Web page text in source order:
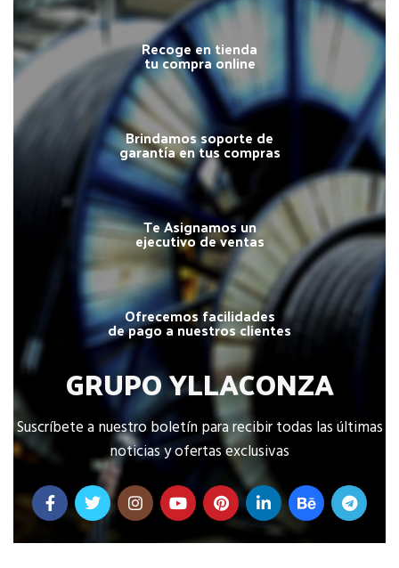
Recoge en tienda
tu compra online
Brindamos soporte de
garantía en tus compras
Te Asignamos un
ejecutivo de ventas
Ofrecemos facilidades
de pago a nuestros clientes
GRUPO YLLACONZA
Suscríbete a nuestro boletín para recibir todas las últimas
noticias y ofertas exclusivas